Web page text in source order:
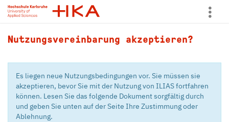
Nutzungsvereinbarung akzeptieren?
Es liegen neue Nutzungsbedingungen vor. Sie müssen sie
akzeptieren, bevor Sie mit der Nutzung von ILIAS fortfahren
können. Lesen Sie das folgende Dokument sorgfältig durch
und geben Sie unten auf der Seite Ihre Zustimmung oder
Ablehnung.